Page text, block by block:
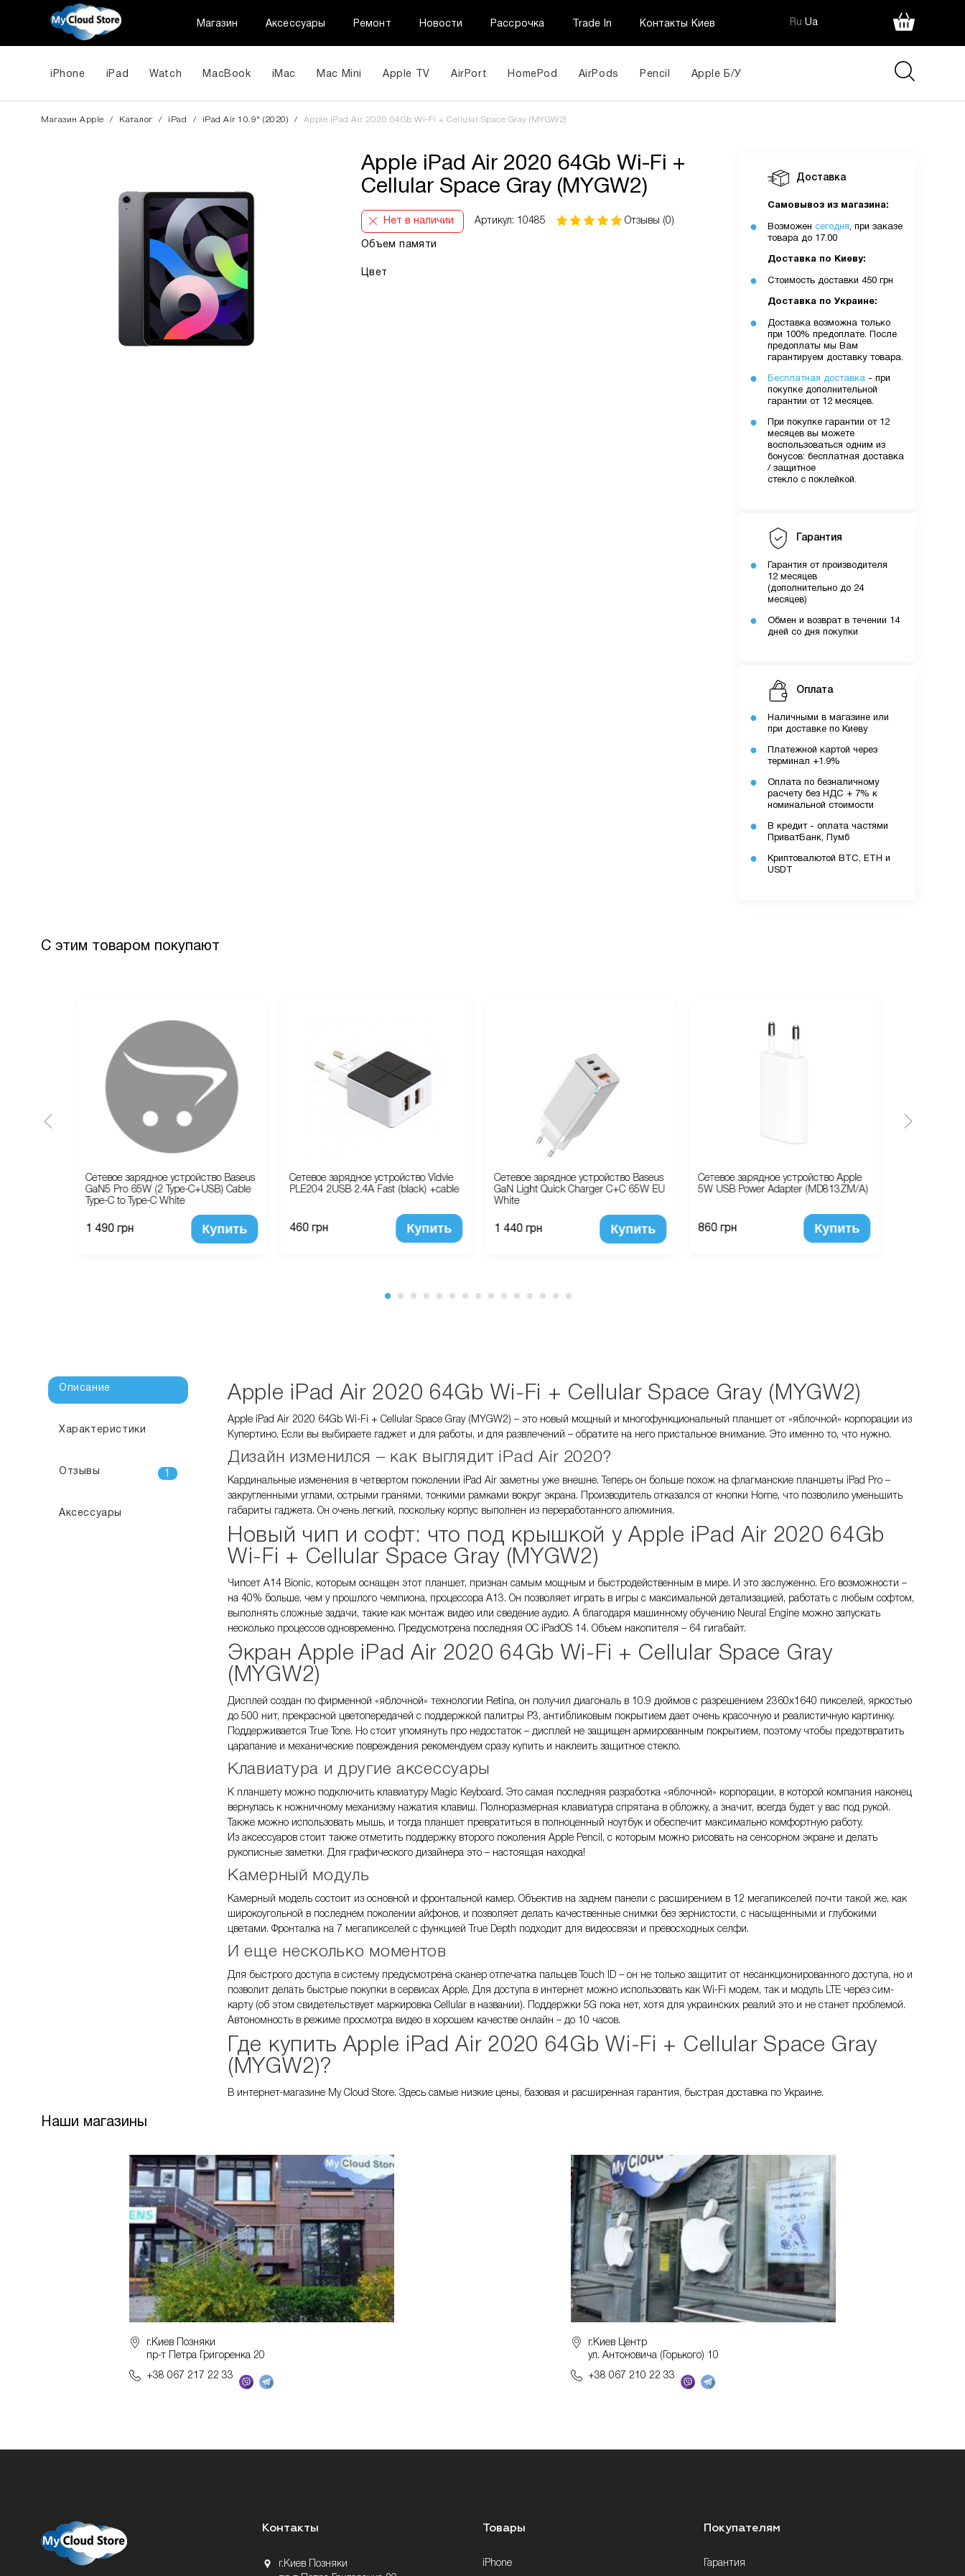
Магазин Аксессуары Ремонт Новости Рассрочка Trade In Контакты Киев Ru Ua
iPhone iPad Watch MacBook iMac Mac Mini Apple TV AirPort HomePod AirPods Pencil Apple Б/У
Магазин Apple / Каталог / iPad / iPad Air 10.9" (2020) / Apple iPad Air 2020 64Gb Wi-Fi + Cellular Space Gray (MYGW2)
Apple iPad Air 2020 64Gb Wi-Fi +
Cellular Space Gray (MYGW2)
Нет в наличии Артикул: 10485 Отзывы (0)
Объем памяти
Цвет
Доставка
Самовывоз из магазина:
Возможен сегодня, при заказе
товара до 17.00
Доставка по Киеву:
Стоимость доставки 450 грн
Доставка по Украине:
Доставка возможна только
при 100% предоплате. После
предоплаты мы Вам
гарантируем доставку товара.
Бесплатная доставка - при
покупке дополнительной
гарантии от 12 месяцев.
При покупке гарантии от 12
месяцев вы можете
воспользоваться одним из
бонусов: бесплатная доставка
/ защитное
стекло с поклейкой.
Гарантия
Гарантия от производителя
12 месяцев
(дополнительно до 24
месяцев)
Обмен и возврат в течении 14
дней со дня покупки
Оплата
Наличными в магазине или
при доставке по Киеву
Платежной картой через
терминал +1.9%
Оплата по безналичному
расчету без НДС + 7% к
номинальной стоимости
В кредит - оплата частями
ПриватБанк, Пумб
Криптовалютой BTC, ETH и
USDT
С этим товаром покупают
Сетевое зарядное устройство Baseus
GaN5 Pro 65W (2 Type-C+USB) Cable
Type-C to Type-C White
1 490 грн Купить
Сетевое зарядное устройство Vidvie
PLE204 2USB 2.4A Fast (black) +cable
460 грн Купить
Сетевое зарядное устройство Baseus
GaN Light Quick Charger C+C 65W EU
White
1 440 грн Купить
Сетевое зарядное устройство Apple
5W USB Power Adapter (MD813ZM/A)
860 грн Купить
Описание
Характеристики
Отзывы 1
Аксессуары
Apple iPad Air 2020 64Gb Wi-Fi + Cellular Space Gray (MYGW2)
Apple iPad Air 2020 64Gb Wi-Fi + Cellular Space Gray (MYGW2) – это новый мощный и многофункциональный планшет от «яблочной» корпорации из
Купертино. Если вы выбираете гаджет и для работы, и для развлечений – обратите на него пристальное внимание. Это именно то, что нужно.
Дизайн изменился – как выглядит iPad Air 2020?
Кардинальные изменения в четвертом поколении iPad Air заметны уже внешне. Теперь он больше похож на флагманские планшеты iPad Pro –
закругленными углами, острыми гранями, тонкими рамками вокруг экрана. Производитель отказался от кнопки Home, что позволило уменьшить
габариты гаджета. Он очень легкий, поскольку корпус выполнен из переработанного алюминия.
Новый чип и софт: что под крышкой уApple iPad Air 2020 64Gb
Wi-Fi + Cellular Space Gray (MYGW2)
Чипсет A14 Bionic, которым оснащен этот планшет, признан самым мощным и быстродейственным в мире. И это заслуженно. Его возможности –
на 40% больше, чем у прошлого чемпиона, процессора А13. Он позволяет играть в игры с максимальной детализацией, работать с любым софтом,
выполнять сложные задачи, такие как монтаж видео или сведение аудио. А благодаря машинному обучению Neural Engine можно запускать
несколько процессов одновременно. Предусмотрена последняя ОС iPadOS 14. Объем накопителя – 64 гигабайт.
ЭкранApple iPad Air 2020 64Gb Wi-Fi + Cellular Space Gray
(MYGW2)
Дисплей создан по фирменной «яблочной» технологии Retina, он получил диагональ в 10.9 дюймов с разрешением 2360х1640 пикселей, яркостью
до 500 нит, прекрасной цветопередачей с поддержкой палитры Р3, антибликовым покрытием дает очень красочную и реалистичную картинку.
Поддерживается True Tone. Но стоит упомянуть про недостаток – дисплей не защищен армированным покрытием, поэтому чтобы предотвратить
царапание и механические повреждения рекомендуем сразу купить и наклеить защитное стекло.
Клавиатура и другие аксессуары
К планшету можно подключить клавиатуру Magic Keyboard. Это самая последняя разработка «яблочной» корпорации, в которой компания наконец
вернулась к ножничному механизму нажатия клавиш. Полноразмерная клавиатура спрятана в обложку, а значит, всегда будет у вас под рукой.
Также можно использовать мышь, и тогда планшет превратиться в полноценный ноутбук и обеспечит максимально комфортную работу.
Из аксессуаров стоит также отметить поддержку второго поколения Apple Pencil, с которым можно рисовать на сенсорном экране и делать
рукописные заметки. Для графического дизайнера это – настоящая находка!
Камерный модуль
Камерный модель состоит из основной и фронтальной камер. Объектив на заднем панели с расширением в 12 мегапикселей почти такой же, как
широкоугольной в последнем поколении айфонов, и позволяет делать качественные снимки без зернистости, с насыщенными и глубокими
цветами. Фронталка на 7 мегапикселей с функцией True Depth подходит для видеосвязи и превосходных селфи.
И еще несколько моментов
Для быстрого доступа в систему предусмотрена сканер отпечатка пальцев Touch ID – он не только защитит от несанкционированного доступа, но и
позволит делать быстрые покупки в сервисах Apple. Для доступа в интернет можно использовать как Wi-Fi модем, так и модуль LTE через сим-
карту (об этом свидетельствует маркировка Cellular в названии). Поддержки 5G пока нет, хотя для украинских реалий это и не станет проблемой.
Автономность в режиме просмотра видео в хорошем качестве онлайн – до 10 часов.
Где купить Apple iPad Air 2020 64Gb Wi-Fi + Cellular Space Gray
(MYGW2)?
В интернет-магазине My Cloud Store. Здесь самые низкие цены, базовая и расширенная гарантия, быстрая доставка по Украине.
Наши магазины
г.Киев Позняки
пр-т Петра Григоренка 20
+38 067 217 22 33
г.Киев Центр
ул. Антоновича (Горького) 10
+38 067 210 22 33
Контакты
г.Киев Позняки
Товары
iPhone
Покупателям
Гарантия